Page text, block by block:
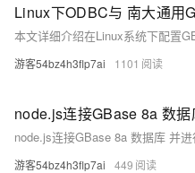
游客54bz4h3flp7ai 1101
node.js连接GBase 8a 数
node.js连接GBase 8a 数据库 并
游客54bz4h3flp7ai 449